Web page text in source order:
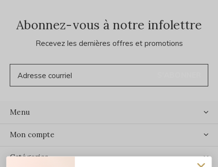
Abonnez-vous à notre infolettre
Recevez les dernières offres et promotions
Menu
Mon compte
Catégories